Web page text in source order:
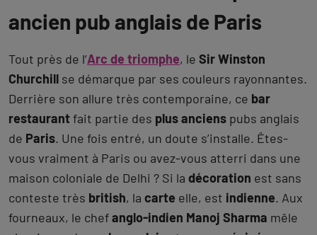
ancien pub anglais de Paris
Tout près de l’Arc de triomphe, le Sir Winston
Churchill se démarque par ses couleurs rayonnantes.
Derrière son allure très contemporaine, ce bar
restaurantfait partie des plus anciens pubs anglais
de Paris. Une fois entré, un doute s’installe. Êtes-
vous vraiment à Paris ou avez-vous atterri dans une
maison coloniale de Delhi ? Si la décoration est sans
conteste très british, la carte elle, est indienne. Aux
fourneaux, le chefanglo-indien Manoj Sharma mêle